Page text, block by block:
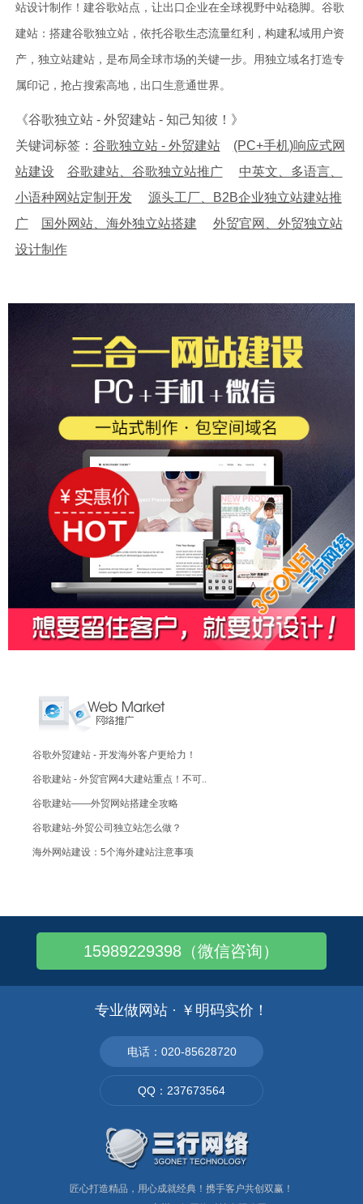
站设计制作！建谷歌站点，让出口企业在全球视野中站稳脚。谷歌
建站：搭建谷歌独立站，依托谷歌生态流量红利，构建私域用户资
产，独立站建站，是布局全球市场的关键一步。用独立域名打造专
属印记，抢占搜索高地，出口生意通世界。
《谷歌独立站 - 外贸建站 - 知己知彼！》
关键词标签： 谷歌独立站 - 外贸建站
(PC+手机)响应式网
站建设
谷歌建站、谷歌独立站推广
中英文、多语言、
小语种网站定制开发
源头工厂、B2B企业独立站建站推
广
国外网站、海外独立站搭建
外贸官网、外贸独立站
设计制作
谷歌外贸建站 - 开发海外客户更给力！
谷歌建站 - 外贸官网4大建站重点！不可..
谷歌建站——外贸网站搭建全攻略
谷歌建站-外贸公司独立站怎么做？
海外网站建设：5个海外建站注意事项
谷歌建站——做谷歌外贸网站有什么优势？
谷歌建站探讨一下：外贸网站建设的优点
海外网站设计制作 | 定位海外用户群体
15989229398（微信咨询）
专业做网站 · ￥明码实价！
电话：020-85628720
QQ：237673564
匠心打造精品，用心成就经典！携手客户共创双赢！